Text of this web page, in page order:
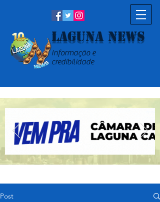
Laguna News
Informação e
credibilidade
Post